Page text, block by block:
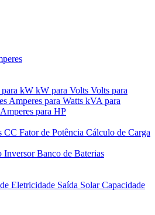
para kW kW para Volts Volts para
Amperes para Watts kVA para
Amperes para HP
CC Fator de Potência Cálculo de Carga
InversorBanco de Baterias
Eletricidade Saída SolarCapacidade